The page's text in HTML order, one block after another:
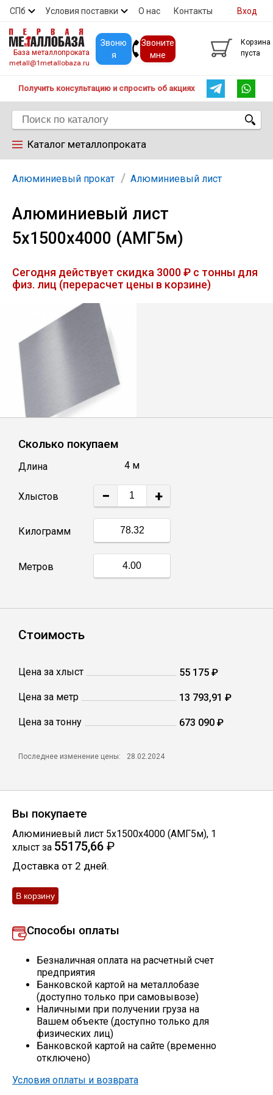
СПб Условия поставки О нас Контакты
Скидки Прайс Покупателям
Вход
База металлопроката
metall@1metallobaza.ru
Звоню
я
Звоните
мне
Корзина
пуста
Получить консультацию и спросить об акциях
Каталог металлопроката
Арматура
Труба профильная
Лист
Швеллер
Катанка
Профлист
Винтовые сваи
Сетка кладочная
Круги абразивные
Скобо-гибочные изделия
Остальное
Алюминиевый прокат Алюминиевый лист
Алюминиевый лист
5х1500х4000 (АМГ5м)
Сегодня действует скидка 3000 ₽ с тонны для
физ. лиц (перерасчет цены в корзине)
Сколько покупаем
Длина 4 м
Хлыстов − +
Килограмм
Метров
Стоимость
Цена за хлыст 55 175 ₽
Цена за метр 13 793,91 ₽
Цена за тонну 673 090 ₽
Последнее изменение цены: 28.02.2024
Вы покупаете
Алюминиевый лист 5х1500х4000 (АМГ5м), 1
хлыст за 55175,66 ₽
Доставка от 2 дней.
Способы оплаты
Безналичная оплата на расчетный счет
предприятия
Банковской картой на металлобазе
(доступно только при самовывозе)
Наличными при получении груза на
Вашем объекте (доступно только для
физических лиц)
Банковской картой на сайте (временно
отключено)
Условия оплаты и возврата